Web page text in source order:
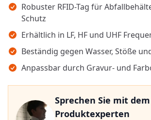
Wichtigste Erkenntnisse
Robuster RFID-Tag für
Schutz
Erhältlich in LF, HF und UHF
Beständig gegen Wasser, Stöße
Anpassbar durch Gravur- und
Sprechen Sie mit dem
Produktexperten